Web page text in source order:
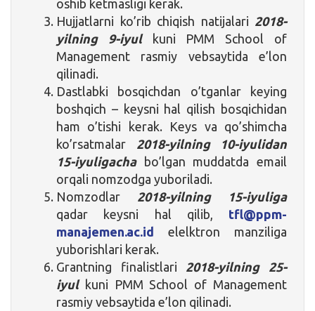
oshib ketmasligi kerak.
Hujjatlarni ko’rib chiqish natijalari 2018-
yilning 9-iyulkuni PMM School of
Management rasmiy vebsaytida e’lon
qilinadi.
Dastlabki bosqichdan o’tganlar keying
boshqich – keysni hal qilish bosqichidan
ham o’tishi kerak. Keys va qo’shimcha
ko’rsatmalar 2018-yilning 10-iyulidan
15-iyuligachabo’lgan muddatda email
orqali nomzodga yuboriladi.
Nomzodlar 2018-yilning 15-iyuliga
qadar keysni hal qilib, tfl@ppm-
manajemen.ac.id elelktron manziliga
yuborishlari kerak.
Grantning finalistlari 2018-yilning 25-
iyul kuni PMM School of Management
rasmiy vebsaytida e’lon qilinadi.